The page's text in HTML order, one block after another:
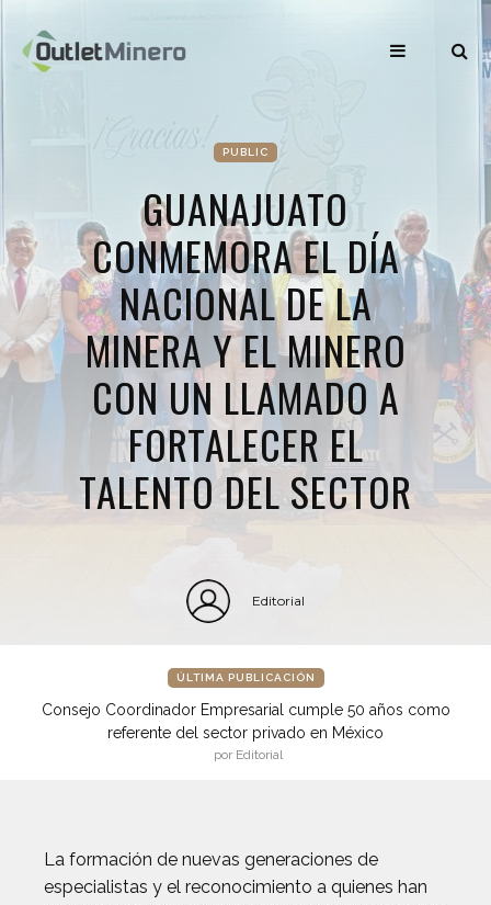
PUBLIC
GUANAJUATO
CONMEMORA EL DÍA
NACIONAL DE LA
MINERA Y EL MINERO
CON UN LLAMADO A
FORTALECER EL
TALENTO DEL SECTOR
Editorial
ÚLTIMA PUBLICACIÓN
Consejo Coordinador Empresarial cumple 50 años como
referente del sector privado en México
por Editorial
La formación de nuevas generaciones de
especialistas y el reconocimiento a quienes han